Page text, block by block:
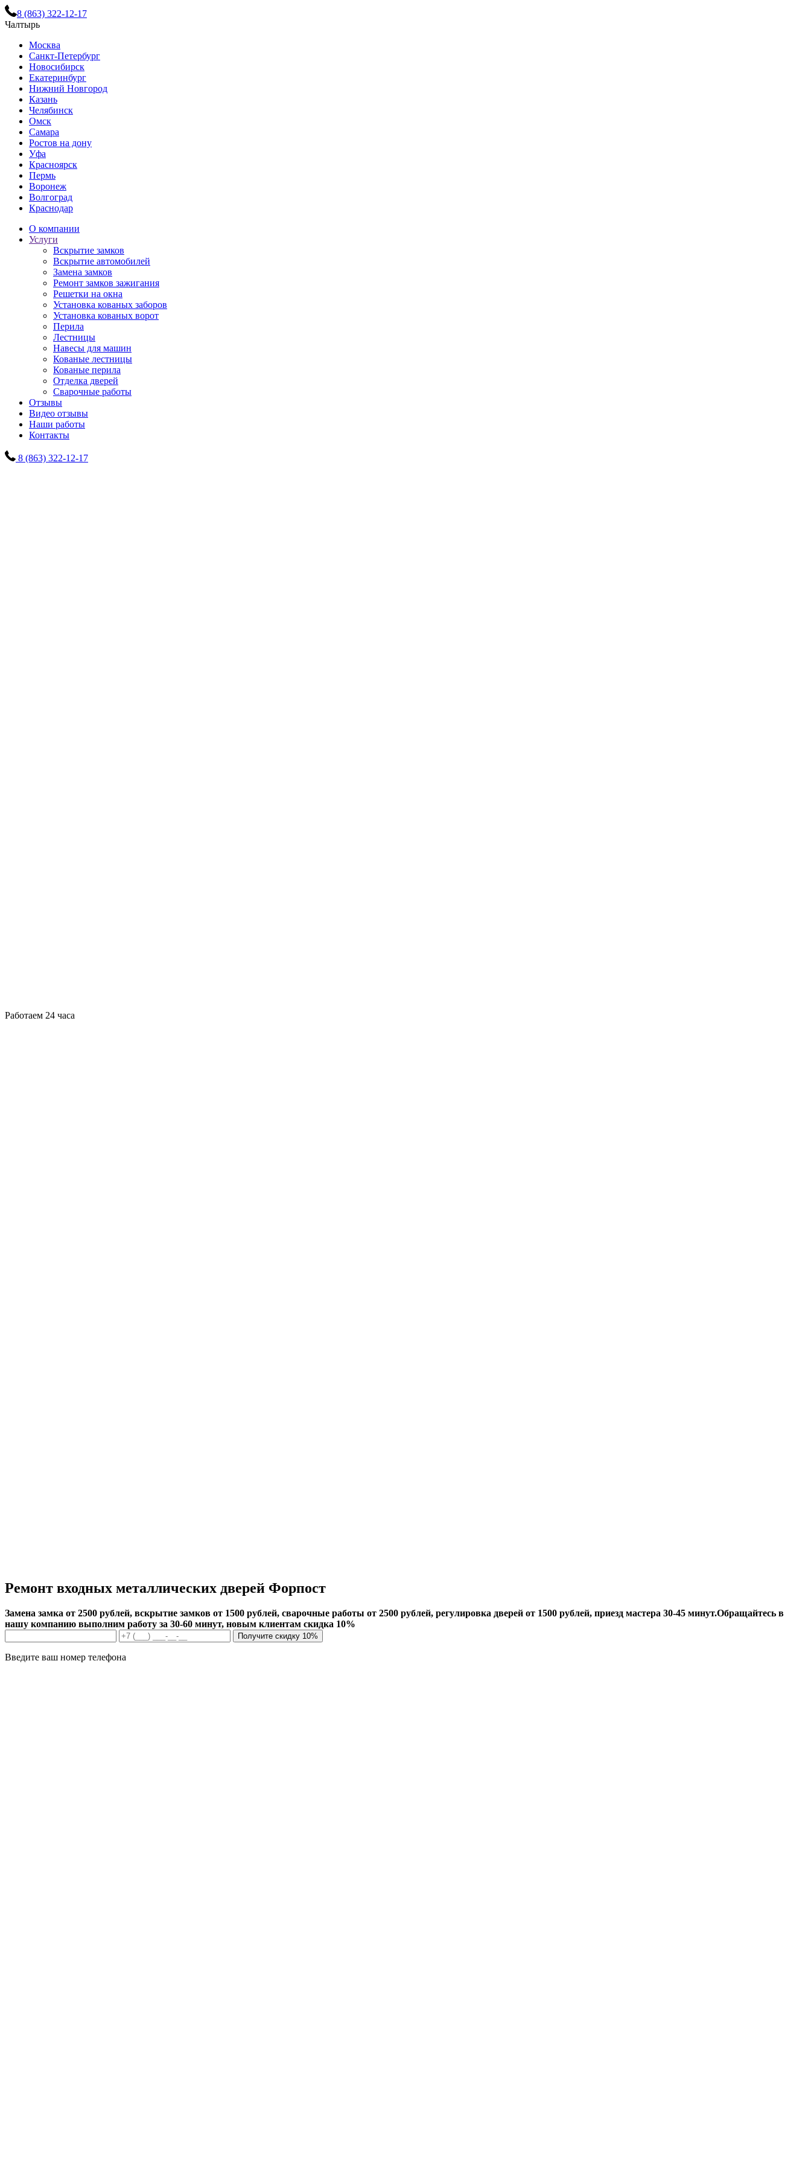
8 (863) 322-12-17
Чалтырь
Москва
Санкт-Петербург
Новосибирск
Екатеринбург
Нижний Новгород
Казань
Челябинск
Омск
Самара
Ростов на дону
Уфа
Красноярск
Пермь
Воронеж
Волгоград
Краснодар
О компании
Услуги
Вскрытие замков
Вскрытие автомобилей
Замена замков
Ремонт замков зажигания
Решетки на окна
Установка кованых заборов
Установка кованых ворот
Перила
Лестницы
Навесы для машин
Кованые лестницы
Кованые перила
Отделка дверей
Сварочные работы
Отзывы
Видео отзывы
Наши работы
Контакты
8 (863) 322-12-17
Работаем 24 часа
Ремонт входных металлических дверей Форпост
Замена замка от 2500 рублей, вскрытие замков от 1500 рублей, сварочные работы от 2500 рублей, регулировка дверей от 1500 рублей, приезд мастера 30-45 минут.Обращайтесь в
нашу компанию выполним работу за 30-60 минут, новым клиентам скидка 10%
Получите скидку 10%
Введите ваш номер телефона